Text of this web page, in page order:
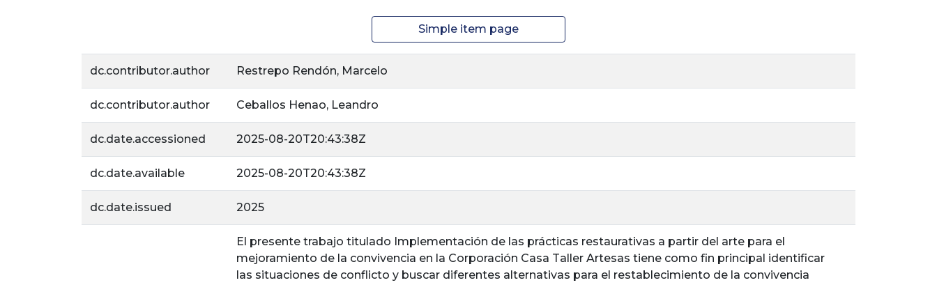
Simple item page
dc.contributor.author Restrepo Rendón, Marcelo
dc.contributor.author Ceballos Henao, Leandro
dc.date.accessioned 2025-08-20T20:43:38Z
dc.date.available 2025-08-20T20:43:38Z
dc.date.issued 2025
El presente trabajo titulado Implementación de las prácticas restaurativas a partir del arte para el
mejoramiento de la convivencia en la Corporación Casa Taller Artesas tiene como fin principal identificar
las situaciones de conflicto y buscar diferentes alternativas para el restablecimiento de la convivencia